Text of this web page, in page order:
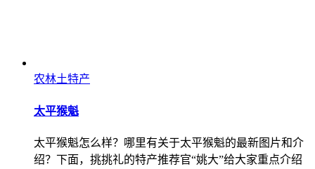
农林土特产
太平猴魁
太平猴魁怎么样？哪里有关于太平猴魁的最新图片和介
绍？下面，挑挑礼的特产推荐官“姚大”给大家重点介绍